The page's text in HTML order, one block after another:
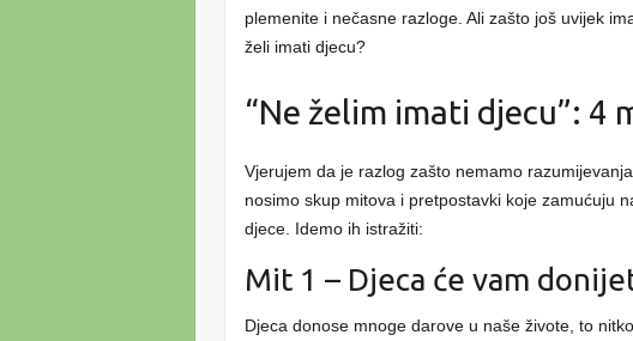
plemenite i nečasne razloge. Ali zašto još uvijek
želi imati djecu?
“Ne želim imati djecu”: 4
Vjerujem da je razlog zašto nemamo
nosimo skup mitova i pretpostavki koje zamućuju
djece. Idemo ih istražiti:
Mit 1 – Djeca će vam
Djeca donose mnoge darove u naše živote, to